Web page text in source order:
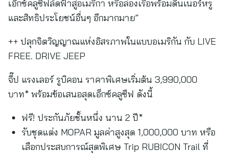
เอ็กซ์คลูซีฟลัดฟ้าสู่อเมริกา หรือล่องเรือพร้อมดินเนอร์หรู
และสิทธิประโยชน์อื่นๆ อีกมากมาย”
++ ปลุกจิตวิญญาณแห่งอิสรภาพในแบบอเมริกัน กับ LIVE
FREE. DRIVE JEEP
จี๊ป แรงเลอร์ รูบิคอน ราคาพิเศษเริ่มต้น 3,990,000
บาท* พร้อมข้อเสนอสุดเอ็กซ์คลูซีฟ ดังนี้
ฟรี! ประกันภัยชั้นหนึ่ง นาน 2 ปี*
รับชุดแต่ง MOPAR มูลค่าสูงสุด 1,000,000 บาท หรือ
เลือกประสบการณ์สุดพิเศษ Trip RUBICON Trail ที่